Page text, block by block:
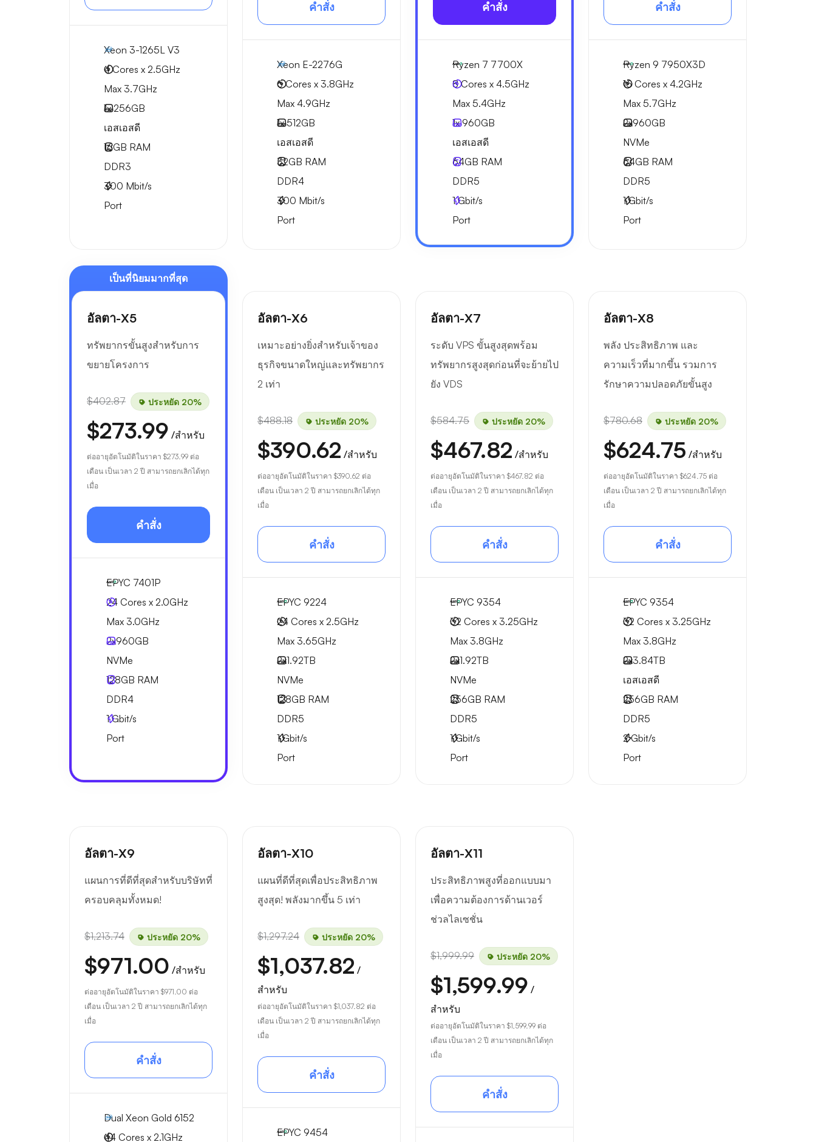
Xeon 3-1265L V3
4 Cores x 2.5GHz
Max 3.7GHz
1x256GB
เอสเอสดี
16GB RAM
DDR3
300 Mbit/s
Port
คำสั่ง
Xeon E-2276G
6 Cores x 3.8GHz
Max 4.9GHz
1x512GB
เอสเอสดี
32GB RAM
DDR4
300 Mbit/s
Port
คำสั่ง
Ryzen 7 7700X
8 Cores x 4.5GHz
Max 5.4GHz
1x960GB
เอสเอสดี
64GB RAM
DDR5
1Gbit/s
Port
คำสั่ง
Ryzen 9 7950X3D
16 Cores x 4.2GHz
Max 5.7GHz
2x960GB
NVMe
64GB RAM
DDR5
1Gbit/s
Port
เป็นที่นิยมมากที่สุด
อัลตา-X5
ทรัพยากรขั้นสูงสำหรับการ
ขยายโครงการ
$402.87 ประหยัด 20%
$273.99 /สำหรับ
ต่ออายุอัตโนมัติในราคา $273.99 ต่อ
เดือน เป็นเวลา 2 ปี สามารถยกเลิกได้ทุก
เมื่อ
คำสั่ง
EPYC 7401P
24 Cores x 2.0GHz
Max 3.0GHz
2x960GB
NVMe
128GB RAM
DDR4
1Gbit/s
Port
อัลตา-X6
เหมาะอย่างยิ่งสำหรับเจ้าของ
ธุรกิจขนาดใหญ่และทรัพยากร
2 เท่า
$488.18 ประหยัด 20%
$390.62 /สำหรับ
ต่ออายุอัตโนมัติในราคา $390.62 ต่อ
เดือน เป็นเวลา 2 ปี สามารถยกเลิกได้ทุก
เมื่อ
คำสั่ง
EPYC 9224
24 Cores x 2.5GHz
Max 3.65GHz
2x1.92TB
NVMe
128GB RAM
DDR5
1Gbit/s
Port
อัลตา-X7
ระดับ VPS ขั้นสูงสุดพร้อม
ทรัพยากรสูงสุดก่อนที่จะย้ายไป
ยัง VDS
$584.75 ประหยัด 20%
$467.82 /สำหรับ
ต่ออายุอัตโนมัติในราคา $467.82 ต่อ
เดือน เป็นเวลา 2 ปี สามารถยกเลิกได้ทุก
เมื่อ
คำสั่ง
EPYC 9354
32 Cores x 3.25GHz
Max 3.8GHz
2x1.92TB
NVMe
256GB RAM
DDR5
1Gbit/s
Port
อัลตา-X8
พลัง ประสิทธิภาพ และ
ความเร็วที่มากขึ้น รวมการ
รักษาความปลอดภัยขั้นสูง
$780.68 ประหยัด 20%
$624.75 /สำหรับ
ต่ออายุอัตโนมัติในราคา $624.75 ต่อ
เดือน เป็นเวลา 2 ปี สามารถยกเลิกได้ทุก
เมื่อ
คำสั่ง
EPYC 9354
32 Cores x 3.25GHz
Max 3.8GHz
2x3.84TB
เอสเอสดี
256GB RAM
DDR5
2Gbit/s
Port
อัลตา-X9
แผนการที่ดีที่สุดสำหรับบริษัทที่
ครอบคลุมทั้งหมด!
$1,213.74 ประหยัด 20%
$971.00 /สำหรับ
ต่ออายุอัตโนมัติในราคา $971.00 ต่อ
เดือน เป็นเวลา 2 ปี สามารถยกเลิกได้ทุก
เมื่อ
คำสั่ง
Dual Xeon Gold 6152
44 Cores x 2.1GHz
อัลตา-X10
แผนที่ดีที่สุดเพื่อประสิทธิภาพ
สูงสุด! พลังมากขึ้น 5 เท่า
$1,297.24 ประหยัด 20%
$1,037.82 /
สำหรับ
ต่ออายุอัตโนมัติในราคา $1,037.82 ต่อ
เดือน เป็นเวลา 2 ปี สามารถยกเลิกได้ทุก
เมื่อ
คำสั่ง
EPYC 9454
อัลตา-X11
ประสิทธิภาพสูงที่ออกแบบมา
เพื่อความต้องการด้านเวอร์
ช่วลไลเซชั่น
$1,999.99 ประหยัด 20%
$1,599.99 /
สำหรับ
ต่ออายุอัตโนมัติในราคา $1,599.99 ต่อ
เดือน เป็นเวลา 2 ปี สามารถยกเลิกได้ทุก
เมื่อ
คำสั่ง